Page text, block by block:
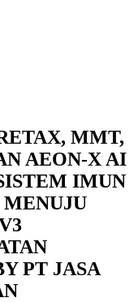
MMT,
AEON-X AI
IMUN
PT JASA